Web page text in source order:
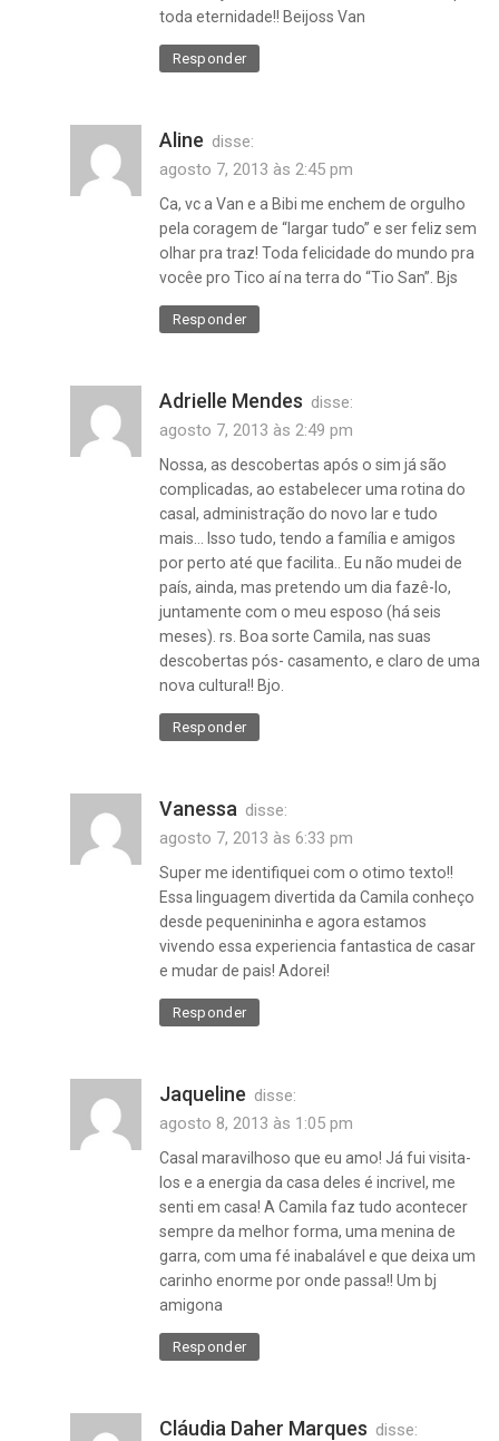
toda eternidade!! Beijoss Van
Responder
Aline disse:
agosto 7, 2013 às 2:45 pm
Ca, vc a Van e a Bibi me enchem de orgulho
pela coragem de “largar tudo” e ser feliz sem
olhar pra traz! Toda felicidade do mundo pra
vocêe pro Tico aí na terra do “Tio San”. Bjs
Responder
Adrielle Mendes disse:
agosto 7, 2013 às 2:49 pm
Nossa, as descobertas após o sim já são
complicadas, ao estabelecer uma rotina do
casal, administração do novo lar e tudo
mais… Isso tudo, tendo a família e amigos
por perto até que facilita.. Eu não mudei de
país, ainda, mas pretendo um dia fazê-lo,
juntamente com o meu esposo (há seis
meses). rs. Boa sorte Camila, nas suas
descobertas pós- casamento, e claro de uma
nova cultura!! Bjo.
Responder
Vanessa disse:
agosto 7, 2013 às 6:33 pm
Super me identifiquei com o otimo texto!!
Essa linguagem divertida da Camila conheço
desde pequenininha e agora estamos
vivendo essa experiencia fantastica de casar
e mudar de pais! Adorei!
Responder
Jaqueline disse:
agosto 8, 2013 às 1:05 pm
Casal maravilhoso que eu amo! Já fui visita-
los e a energia da casa deles é incrivel, me
senti em casa! A Camila faz tudo acontecer
sempre da melhor forma, uma menina de
garra, com uma fé inabalável e que deixa um
carinho enorme por onde passa!! Um bj
amigona
Responder
Cláudia Daher Marques disse: